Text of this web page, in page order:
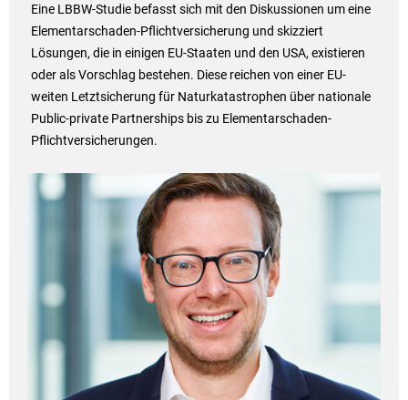
Eine LBBW-Studie befasst sich mit den Diskussionen um eine
Elementarschaden-Pflichtversicherung und skizziert
Lösungen, die in einigen EU-Staaten und den USA, existieren
oder als Vorschlag bestehen. Diese reichen von einer EU-
weiten Letztsicherung für Naturkatastrophen über nationale
Public-private Partnerships bis zu Elementarschaden-
Pflichtversicherungen.